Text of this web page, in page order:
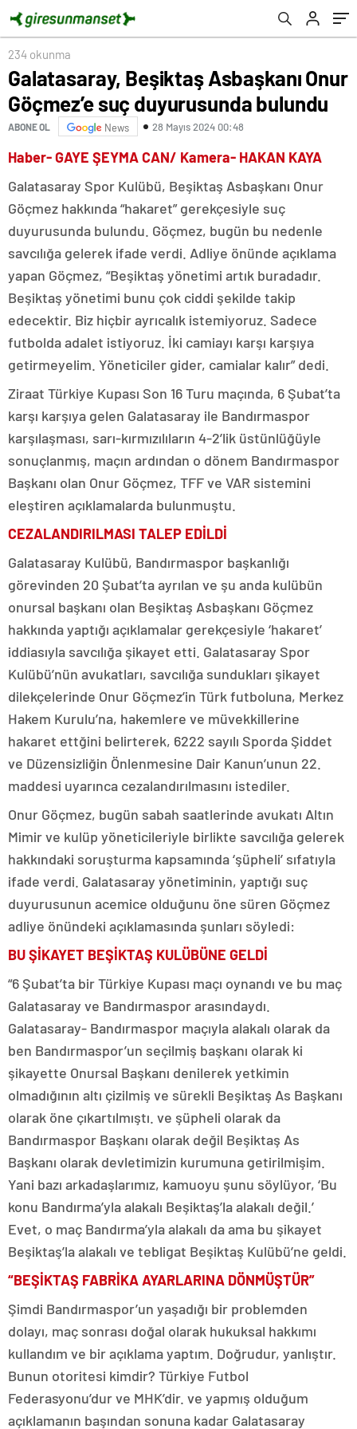
234 okunma
Galatasaray, Beşiktaş Asbaşkanı Onur
Göçmez’e suç duyurusunda bulundu
ABONE OL News 28 Mayıs 2024 00:48
Haber- GAYE ŞEYMA CAN/ Kamera- HAKAN KAYA
Galatasaray Spor Kulübü, Beşiktaş Asbaşkanı Onur
Göçmez hakkında “hakaret” gerekçesiyle suç
duyurusunda bulundu. Göçmez, bugün bu nedenle
savcılığa gelerek ifade verdi. Adliye önünde açıklama
yapan Göçmez, “Beşiktaş yönetimi artık buradadır.
Beşiktaş yönetimi bunu çok ciddi şekilde takip
edecektir. Biz hiçbir ayrıcalık istemiyoruz. Sadece
futbolda adalet istiyoruz. İki camiayı karşı karşıya
getirmeyelim. Yöneticiler gider, camialar kalır” dedi.
Ziraat Türkiye Kupası Son 16 Turu maçında, 6 Şubat’ta
karşı karşıya gelen Galatasaray ile Bandırmaspor
karşılaşması, sarı-kırmızılıların 4-2’lik üstünlüğüyle
sonuçlanmış, maçın ardından o dönem Bandırmaspor
Başkanı olan Onur Göçmez, TFF ve VAR sistemini
eleştiren açıklamalarda bulunmuştu.
CEZALANDIRILMASI TALEP EDİLDİ
Galatasaray Kulübü, Bandırmaspor başkanlığı
görevinden 20 Şubat’ta ayrılan ve şu anda kulübün
onursal başkanı olan Beşiktaş Asbaşkanı Göçmez
hakkında yaptığı açıklamalar gerekçesiyle ‘hakaret’
iddiasıyla savcılığa şikayet etti. Galatasaray Spor
Kulübü’nün avukatları, savcılığa sundukları şikayet
dilekçelerinde Onur Göçmez’in Türk futboluna, Merkez
Hakem Kurulu’na, hakemlere ve müvekkillerine
hakaret ettğini belirterek, 6222 sayılı Sporda Şiddet
ve Düzensizliğin Önlenmesine Dair Kanun’unun 22.
maddesi uyarınca cezalandırılmasını istediler.
Onur Göçmez, bugün sabah saatlerinde avukatı Altın
Mimir ve kulüp yöneticileriyle birlikte savcılığa gelerek
hakkındaki soruşturma kapsamında ‘şüpheli’ sıfatıyla
ifade verdi. Galatasaray yönetiminin, yaptığı suç
duyurusunun acemice olduğunu öne süren Göçmez
adliye önündeki açıklamasında şunları söyledi:
BU ŞİKAYET BEŞİKTAŞ KULÜBÜNE GELDİ
“6 Şubat’ta bir Türkiye Kupası maçı oynandı ve bu maç
Galatasaray ve Bandırmaspor arasındaydı.
Galatasaray- Bandırmaspor maçıyla alakalı olarak da
ben Bandırmaspor’un seçilmiş başkanı olarak ki
şikayette Onursal Başkanı denilerek yetkimin
olmadığının altı çizilmiş ve sürekli Beşiktaş As Başkanı
olarak öne çıkartılmıştı. ve şüpheli olarak da
Bandırmaspor Başkanı olarak değil Beşiktaş As
Başkanı olarak devletimizin kurumuna getirilmişim.
Yani bazı arkadaşlarımız, kamuoyu şunu söylüyor, ‘Bu
konu Bandırma’yla alakalı Beşiktaş’la alakalı değil.’
Evet, o maç Bandırma’yla alakalı da ama bu şikayet
Beşiktaş’la alakalı ve tebligat Beşiktaş Kulübü’ne geldi.
“BEŞİKTAŞ FABRİKA AYARLARINA DÖNMÜŞTÜR”
Şimdi Bandırmaspor’un yaşadığı bir problemden
dolayı, maç sonrası doğal olarak hukuksal hakkımı
kullandım ve bir açıklama yaptım. Doğrudur, yanlıştır.
Bunun otoritesi kimdir? Türkiye Futbol
Federasyonu’dur ve MHK’dir. ve yapmış olduğum
açıklamanın başından sonuna kadar Galatasaray